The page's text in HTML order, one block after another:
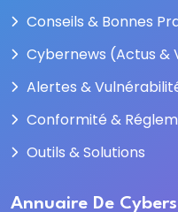
Conseils & Bonnes
Cybernews (Actus &
Alertes &
Conformité &
Outils & Solutions
Annuaire De